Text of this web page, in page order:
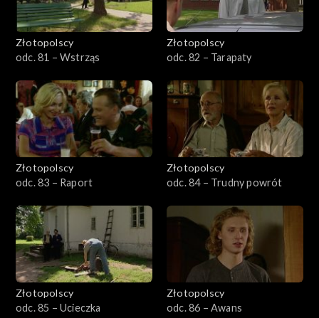
Złotopolscy
odc. 81 – Wstrząs
Złotopolscy
odc. 82 – Tarapaty
Złotopolscy
odc. 83 – Raport
Złotopolscy
odc. 84 – Trudny powrót
Złotopolscy
odc. 85 – Ucieczka
Złotopolscy
odc. 86 – Awans